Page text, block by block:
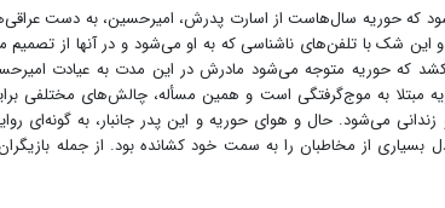
که حوریه سال‌هاست از اسارت پدرش، امیرحسین، به دست
شک با تلفن‌های ناشناسی که به او می‌شود و در آنها از تصمیم
که حوریه متوجه می‌شود مادرش در این مدت به عیادت
مبتلا به موج‌گرفتگی است و همین مسأله، چالش‌های مختلفی
زندانی می‌شود. حال و هوای حوریه و این پدر جانبار، به گونه‌ای
بسیاری از مخاطبان را به سمت خود کشانده بود. از جمله